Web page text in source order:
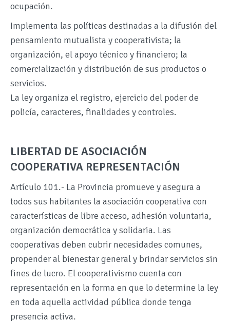
ocupación.
Implementa las políticas destinadas a la difusión del
pensamiento mutualista y cooperativista; la
organización, el apoyo técnico y financiero; la
comercialización y distribución de sus productos o
servicios.
La ley organiza el registro, ejercicio del poder de
policía, caracteres, finalidades y controles.
LIBERTAD DE ASOCIACIÓN
COOPERATIVA REPRESENTACIÓN
Artículo 101.- La Provincia promueve y asegura a
todos sus habitantes la asociación cooperativa con
características de libre acceso, adhesión voluntaria,
organización democrática y solidaria. Las
cooperativas deben cubrir necesidades comunes,
propender al bienestar general y brindar servicios sin
fines de lucro. El cooperativismo cuenta con
representación en la forma en que lo determine la ley
en toda aquella actividad pública donde tenga
presencia activa.